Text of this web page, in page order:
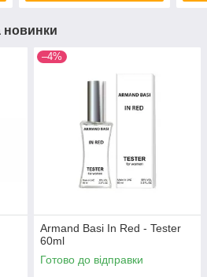
новинки
–4%
Armand Basi In Red - Tester
60ml
Готово до відправки